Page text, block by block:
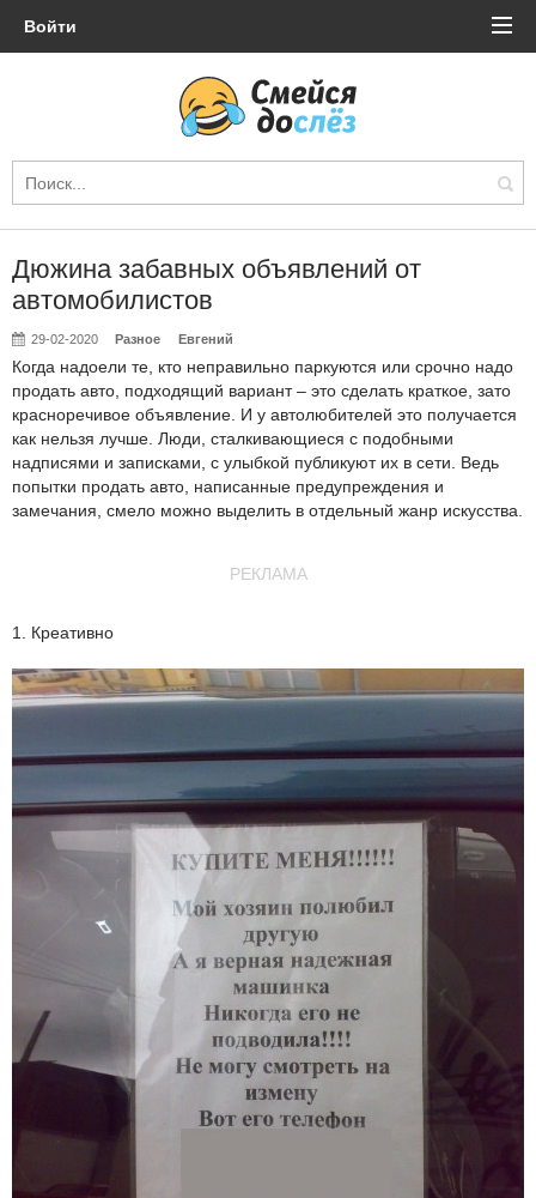
Войти
Дюжина забавных объявлений от
автомобилистов
29-02-2020 Разное Евгений
Когда надоели те, кто неправильно паркуются или срочно надо
продать авто, подходящий вариант – это сделать краткое, зато
красноречивое объявление. И у автолюбителей это получается
как нельзя лучше. Люди, сталкивающиеся с подобными
надписями и записками, с улыбкой публикуют их в сети. Ведь
попытки продать авто, написанные предупреждения и
замечания, смело можно выделить в отдельный жанр искусства.
РЕКЛАМА
1. Креативно